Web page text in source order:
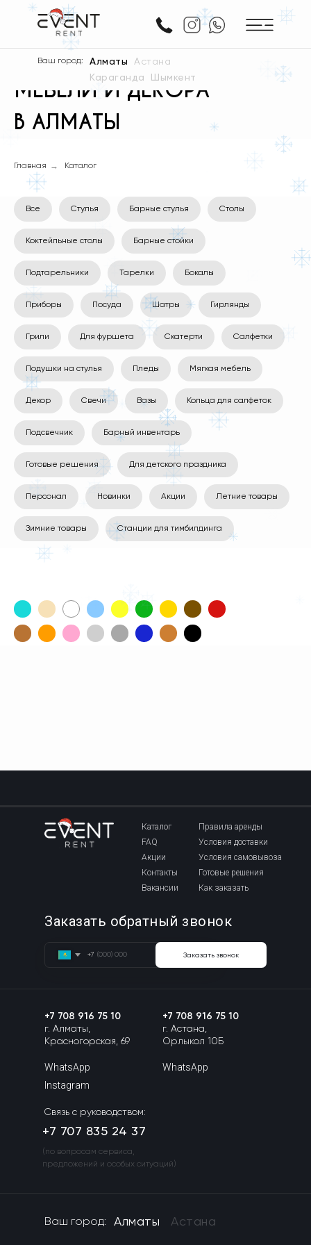
Ваш город: Астана
Алматы
Караганда
Шымкент
АРЕНДА ПОСУДЫ,
МЕБЕЛИ И ДЕКОРА
В АЛМАТЫ
Главная → Каталог
Все Стулья Барные стулья Столы
Коктейльные столы Барные стойки
Подтарельники Тарелки Бокалы
Приборы Посуда Шатры Гирлянды
Грили Для фуршета Скатерти Салфетки
Подушки на стулья Пледы Мягкая мебель
Декор Свечи Вазы Кольца для салфеток
Подсвечник Барный инвентарь
Готовые решения Для детского праздника
Персонал Новинки Акции Летние товары
Зимние товары Станции для тимбилдинга
Каталог Правила аренды
Акции
Контакты
Условия доставки
FAQ
Как заказать
Заказать обратный звонок
+7 Заказать звонок
Instagram
WhatsApp
Готовые решения
Вакансии
Условия самовывоза
WhatsApp
(по вопросам сервиса,
предложений и особых ситуаций)
Связь с руководством:
Ваш город: Астана
+7 707 835 24 37
Алматы
+7 708 916 75 10
г. Алматы,
Красногорская, 69
+7 708 916 75 10
г. Астана,
Орлыкол 10Б